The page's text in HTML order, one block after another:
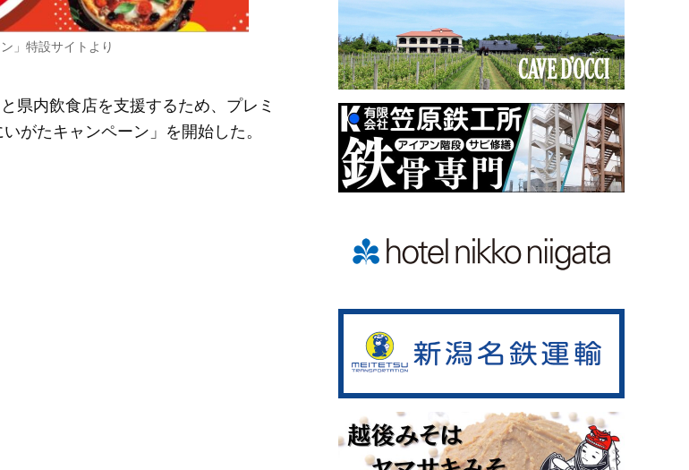
」特設サイトより
県内飲食店を支援するため、プレミ
がたキャンペーン」を開始した。